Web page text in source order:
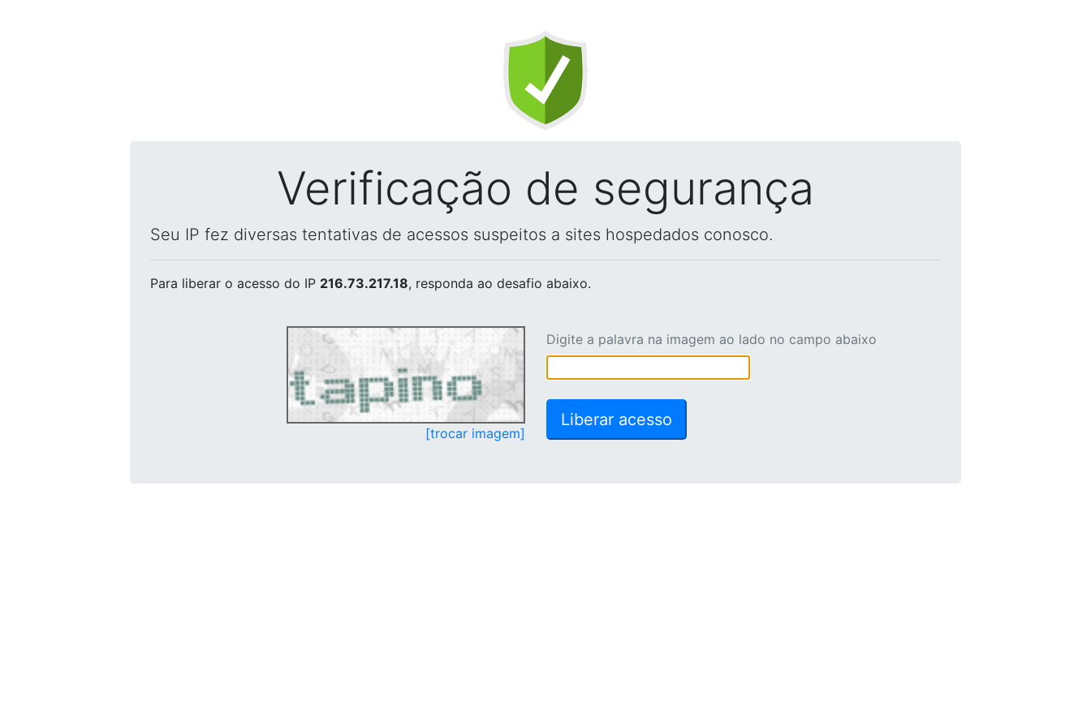
Verificação de segurança
Seu IP fez diversas tentativas de acessos suspeitos a sites hospedados conosco.
Para liberar o acesso do IP 216.73.217.18, responda ao desafio abaixo.
[trocar imagem]
Digite a palavra na imagem ao lado no campo abaixo